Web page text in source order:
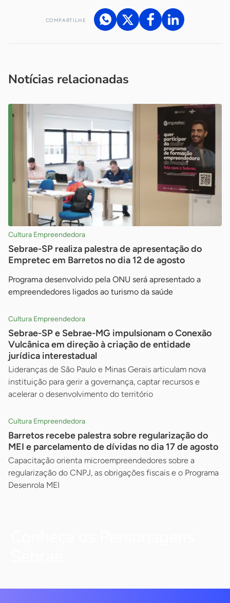
COMPARTILHE
Notícias relacionadas
Cultura Empreendedora
Sebrae-SP realiza palestra de apresentação do
Empretec em Barretos no dia 12 de agosto
Programa desenvolvido pela ONU será apresentado a
empreendedores ligados ao turismo da saúde
Cultura Empreendedora
Sebrae-SP e Sebrae-MG impulsionam o Conexão
Vulcânica em direção à criação de entidade
jurídica interestadual
Lideranças de São Paulo e Minas Gerais articulam nova
instituição para gerir a governança, captar recursos e
acelerar o desenvolvimento do território
Cultura Empreendedora
Barretos recebe palestra sobre regularização do
MEI e parcelamento de dívidas no dia 17 de agosto
Capacitação orienta microempreendedores sobre a
regularização do CNPJ, as obrigações fiscais e o Programa
Desenrola MEI